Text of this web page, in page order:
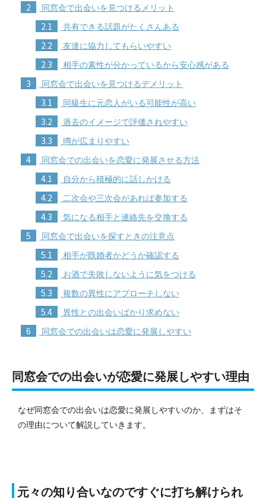
2 同窓会で出会いを見つけるメリット
2.1 共有できる話題がたくさんある
2.2 友達に協力してもらいやすい
2.3 相手の素性が分かっているから安心感がある
3 同窓会で出会いを見つけるデメリット
3.1 同級生に元恋人がいる可能性が高い
3.2 過去のイメージで評価されやすい
3.3 噂が広まりやすい
4 同窓会での出会いを恋愛に発展させる方法
4.1 自分から積極的に話しかける
4.2 二次会や三次会があれば参加する
4.3 気になる相手と連絡先を交換する
5 同窓会で出会いを探すときの注意点
5.1 相手が既婚者かどうか確認する
5.2 お酒で失敗しないように気をつける
5.3 複数の異性にアプローチしない
5.4 異性との出会いばかり求めない
6 同窓会での出会いは恋愛に発展しやすい
同窓会での出会いが恋愛に発展しやすい理由
なぜ同窓会での出会いは恋愛に発展しやすいのか、まずはそ
の理由について解説していきます。
元々の知り合いなのですぐに打ち解けられ